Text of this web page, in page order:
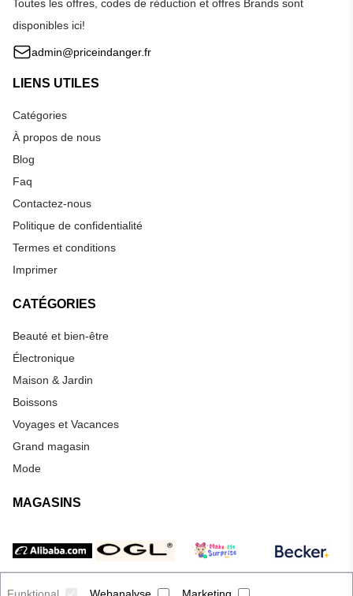
Toutes les offres, codes de réduction et offres Brands sont
disponibles ici!
admin@priceindanger.fr
LIENS UTILES
Catégories
À propos de nous
Blog
Faq
Contactez-nous
Politique de confidentialité
Termes et conditions
Imprimer
CATÉGORIES
Beauté et bien-être
Électronique
Maison & Jardin
Boissons
Voyages et Vacances
Grand magasin
Mode
MAGASINS